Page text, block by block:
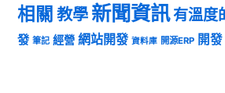
相關 教學 新聞資訊有溫度
發 筆記 經營 網站開發 資料庫 開源ERP 開發